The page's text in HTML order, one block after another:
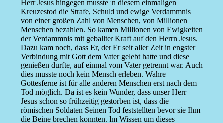
Herr Jesus hingegen musste in diesem einmaligen
Kreuzestod die Strafe, Schuld und ewige Verdammnis
von einer großen Zahl von Menschen, von Millionen
Menschen bezahlen. So kamen Millionen von Ewigkeiten
der Verdammnis mit geballter Kraft auf den Herrn Jesus.
Dazu kam noch, dass Er, der Er seit aller Zeit in engster
Verbindung mit Gott dem Vater gelebt hatte und diese
genießen durfte, auf einmal vom Vater getrennt war. Auch
dies musste noch kein Mensch erleben. Wahre
Gottesferne ist für alle anderen Menschen erst nach dem
Tod möglich. Da ist es kein Wunder, dass unser Herr
Jesus schon so frühzeitig gestorben ist, dass die
römischen Soldaten Seinen Tod feststellten bevor sie Ihm
die Beine brechen konnten. Im Wissen um dieses